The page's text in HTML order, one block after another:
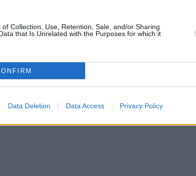
Collection, Use, Retention, Sale, and/or Sharing
that Is Unrelated with the Purposes for which it
Data Deletion Data Access Privacy Policy
na tvoje otázky okolo "klamlivej reklamy" skús adresovať
keďže ako vidím, tak ťa to veľmi trápi...
SE, Dreambox One UHD Combo, GigaBlue UHD Trio 4K, Qviart Lunix 4K,
Turbo x2, Uclan Ustym 4K PRO. Všetko linuxy s E2 - iné druhy stb sú u mňa
reakce jsou na poslední stránce. Počet reakcí:80
předchozí stránku